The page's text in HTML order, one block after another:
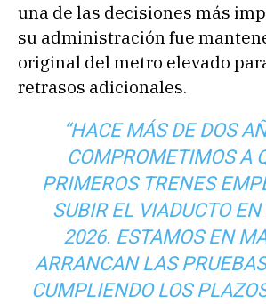
una de las decisiones más
su administración fue
original del metro elevado
retrasos adicionales.
“HACE MÁS DE DOS
COMPROMETIMOS A
PRIMEROS TRENES
SUBIR EL VIADUCTO EN
2026. ESTAMOS EN
ARRANCAN LAS
CUMPLIENDO LOS